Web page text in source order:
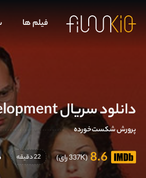
فیلم ها
دانلود سریال Arrested Development
پرورش شکست‌خورده
8.6 (337K رای) 22 دقیقه